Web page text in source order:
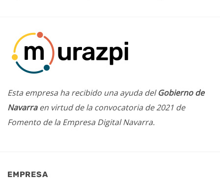
Esta empresa ha recibido una ayuda delGobierno de
Navarraen virtud de la convocatoria de 2021 de
Fomento de la Empresa Digital Navarra.
EMPRESA